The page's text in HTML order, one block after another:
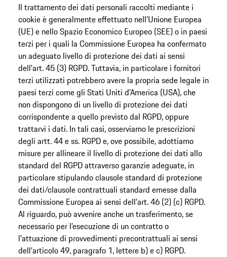
Il trattamento dei dati personali raccolti mediante i
cookie è generalmente effettuato nell'Unione Europea
(UE) e nello Spazio Economico Europeo (SEE) o in paesi
terzi per i quali la Commissione Europea ha confermato
un adeguato livello di protezione dei dati ai sensi
dell'art. 45 (3) RGPD. Tuttavia, in particolare i fornitori
terzi utilizzati potrebbero avere la propria sede legale in
paesi terzi come gli Stati Uniti d'America (USA), che
non dispongono di un livello di protezione dei dati
corrispondente a quello previsto dal RGPD, oppure
trattarvi i dati. In tali casi, osserviamo le prescrizioni
degli artt. 44 e ss. RGPD e, ove possibile, adottiamo
misure per allineare il livello di protezione dei dati allo
standard del RGPD attraverso garanzie adeguate, in
particolare stipulando clausole standard di protezione
dei dati/clausole contrattuali standard emesse dalla
Commissione Europea ai sensi dell'art. 46 (2) (c) RGPD.
Al riguardo, può avvenire anche un trasferimento, se
necessario per l'esecuzione di un contratto o
l'attuazione di provvedimenti precontrattuali ai sensi
dell'articolo 49, paragrafo 1, lettere b) e c) RGPD.